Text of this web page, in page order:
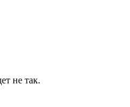
не так.